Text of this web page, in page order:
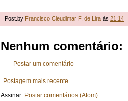
Post.by Francisco Cleudimar F. de Lira às 21:14
Nenhum comentário:
Postar um comentário
Postagem mais recente
Assinar: Postar comentários (Atom)